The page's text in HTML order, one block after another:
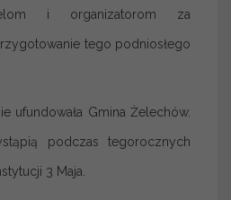
i organizatorom za
tego podniosłego
ufundowała Gmina Żelechów.
podczas tegorocznych
3 Maja.